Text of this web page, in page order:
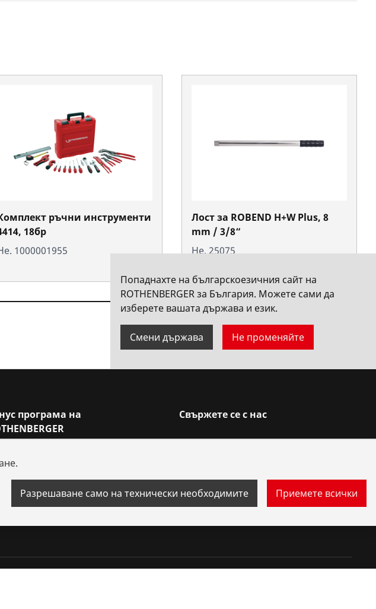
ръчни инструменти
18бр
1000001955
Лост за ROBEND H+W Plus, 8
mm / 3/8“
Не. 25075
Попаднахте на българскоезичния сайт на
ROTHENBERGER за България. Можете сами да
изберете вашата държава и език.
Смени държава Не променяйте
програма на
Свържете се с нас
Разрешаване само на технически необходимите Приемете всички